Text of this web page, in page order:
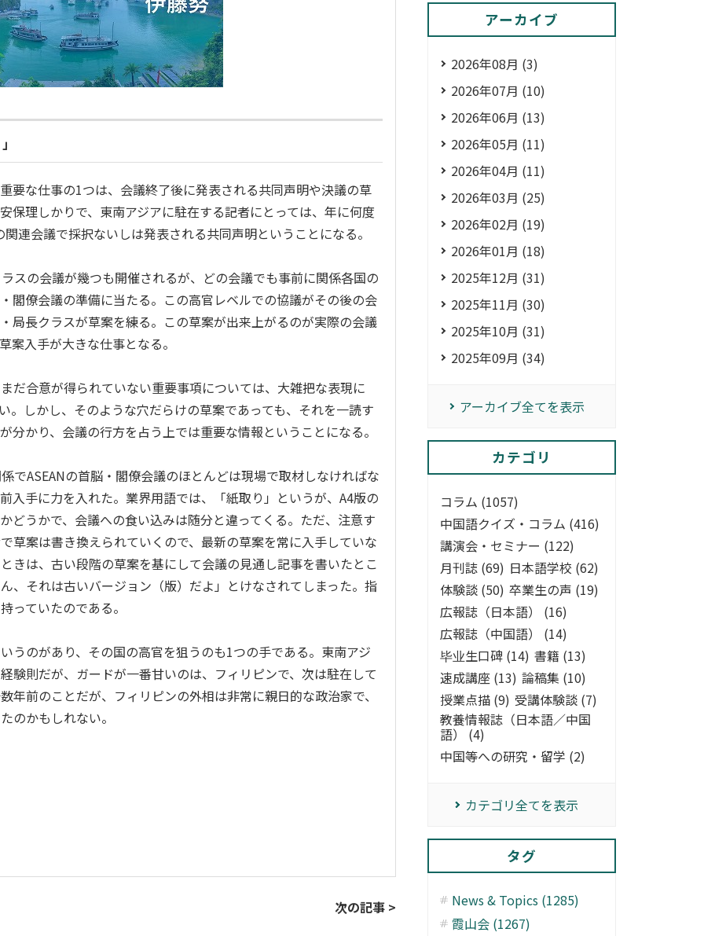
要な仕事の1つは、会議終了後に発表される共同声明や決議の草
保理しかりで、東南アジアに駐在する記者にとっては、年に何度
関連会議で採択ないしは発表される共同声明ということになる。
スの会議が幾つも開催されるが、どの会議でも事前に関係各国の
閣僚会議の準備に当たる。この高官レベルでの協議がその後の会
局長クラスが草案を練る。この草案が出来上がるのが実際の会議
案入手が大きな仕事となる。
だ合意が得られていない重要事項については、大雑把な表現に
。しかし、そのような穴だらけの草案であっても、それを一読す
かり、会議の行方を占う上では重要な情報ということになる。
でASEANの首脳・閣僚会議のほとんどは現場で取材しなければな
入手に力を入れた。業界用語では、「紙取り」というが、 A4版の
どうかで、会議への食い込みは随分と違ってくる。ただ、注意す
草案は書き換えられていくので、最新の草案を常に入手していな
きは、古い段階の草案を基にして会議の見通し記事を書いたとこ
、それは古いバージョン（版）だよ」とけなされてしまった。指
っていたのである。
うのがあり、その国の高官を狙うのも1つの手である。東南アジ
験則だが、ガードが一番甘いのは、フィリピンで、次は駐在して
年前のことだが、フィリピンの外相は非常に親日的な政治家で、
のかもしれない。
次の記事 >
アーカイブ
2026年08月 (3)
2026年07月 (10)
2026年06月 (13)
2026年05月 (11)
2026年04月 (11)
2026年03月 (25)
2026年02月 (19)
2026年01月 (18)
2025年12月 (31)
2025年11月 (30)
2025年10月 (31)
2025年09月 (34)
アーカイブ全てを表示
カテゴリ
コラム (1057)
中国語クイズ・コラム (416)
講演会・セミナー (122)
月刊誌 (69) 日本語学校 (62)
体験談 (50) 卒業生の声 (19)
広報誌（日本語） (16)
広報誌（中国語） (14)
毕业生口碑 (14) 書籍 (13)
速成講座 (13) 論稿集 (10)
授業点描 (9) 受講体験談 (7)
教養情報誌（日本語／中国
語） (4)
中国等への研究・留学 (2)
カテゴリ全てを表示
タグ
News & Topics (1285)
霞山会 (1267)